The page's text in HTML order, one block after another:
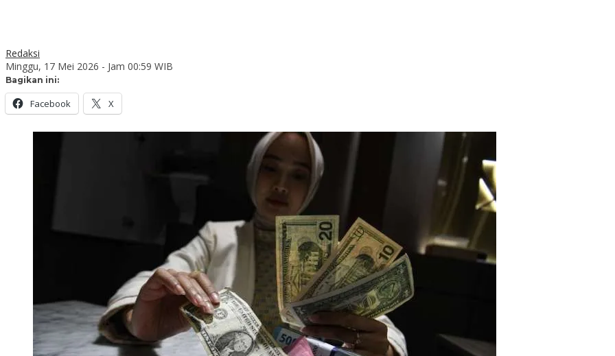
Redaksi
Minggu, 17 Mei 2026 - Jam 00:59 WIB
Bagikan ini:
Facebook X